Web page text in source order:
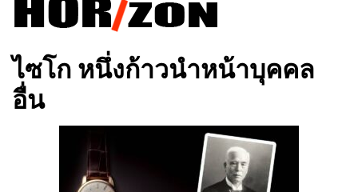
INEWHORIZON
ไซโก หนึ่งก้าวนำหน้าบุคคล
อื่น